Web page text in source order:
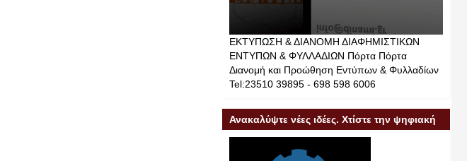
ΕΚΤΥΠΩΣΗ & ΔΙΑΝΟΜΗ ΔΙΑΦΗΜΙΣΤΙΚΩΝ
ΕΝΤΥΠΩΝ & ΦΥΛΛΑΔΙΩΝ Πόρτα Πόρτα
Διανομή και Προώθηση Εντύπων & Φυλλαδίων
Tel:23510 39895 - 698 598 6006
Ανακαλύψτε νέες ιδέες. Χτίστε την ψηφιακή
σας επιχείρηση